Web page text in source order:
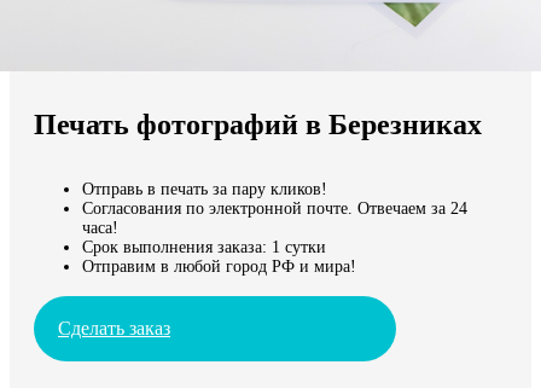
Мы доставляем по всему миру
Продолжить без города
Печать фотографий в Березниках
Отправь в печать за пару кликов!
Согласования по электронной почте. Отвечаем за 24
часа!
Срок выполнения заказа: 1 сутки
Отправим в любой город РФ и мира!
Сделать заказ